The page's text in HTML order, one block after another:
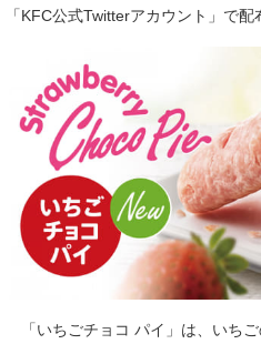
「KFC公式Twitterアカウント」で配
「いちごチョコ パイ」は、いち